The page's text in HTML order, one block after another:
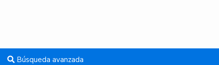
Búsqueda avanzada